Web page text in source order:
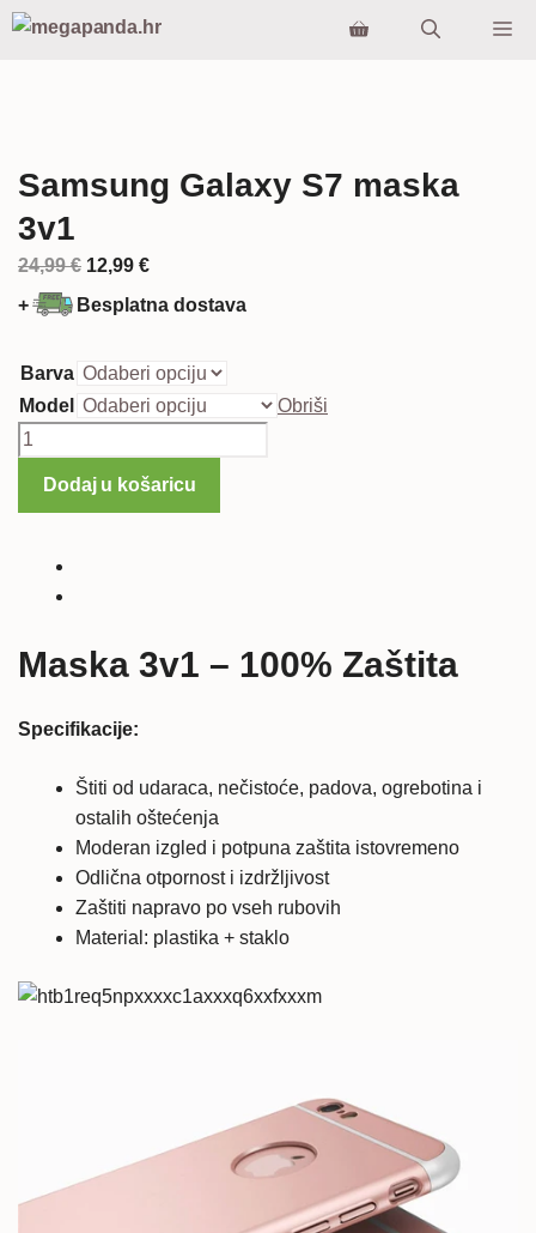
Preskoči
Samsung Galaxy S7 maska
3v1
24,99€ Izvorna
cijena
24,99 €.
12,99 €Trenutna
cijena
+ Besplatna dostava
Barva
Model
Obriši
Samsung
Dodaj u košaricu
Maska 3v1 – 100% Zaštita
Specifikacije:
Štiti od udaraca, nečistoće, padova, ogrebotina i
ostalih oštećenja
Moderan izgled i potpuna zaštita istovremeno
Odlična otpornost i izdržljivost
Zaštiti napravo po vseh rubovih
Material: plastika + staklo